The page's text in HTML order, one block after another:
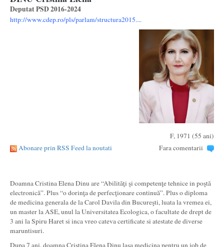
Deputat PSD 2016-2024
http://www.cdep.ro/pls/parlam/structura2015....
F, 1971 (55 ani)
Abonare prin RSS Feed la noutati
Fara comentarii
Doamna Cristina Elena Dinu are “Abilităţi şi competenţe tehnice in poştă
electronică”. Plus “o dorinţa de perfecţionare continuă”. Plus o diploma
de medicina generala de la Carol Davila din Bucureşti, luata la vremea ei,
un master la ASE, unul la Universitatea Ecologica, o facultate de drept de
3 ani la Spiru Haret si inca vreo cateva certificate si atestate de diverse
maruntisuri.
Dupa 7 ani, doamna Cristina Elena Dinu lasa medicina pentru un job de